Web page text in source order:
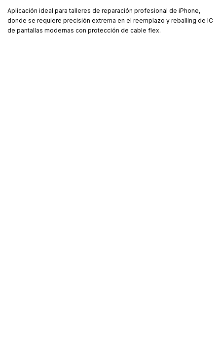
Aplicación ideal para talleres de reparación profesional de iPhone,
donde se requiere precisión extrema en el reemplazo y reballing de IC
de pantallas modernas con protección de cable flex.